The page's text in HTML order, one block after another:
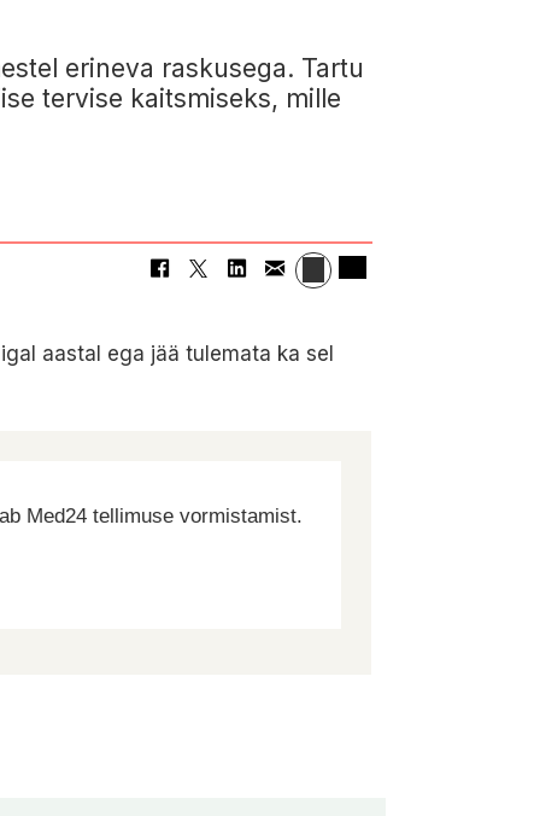
erineva raskusega. Tartu
tervise kaitsmiseks, mille
aastal ega jää tulemata ka sel
Med24 tellimuse vormistamist.